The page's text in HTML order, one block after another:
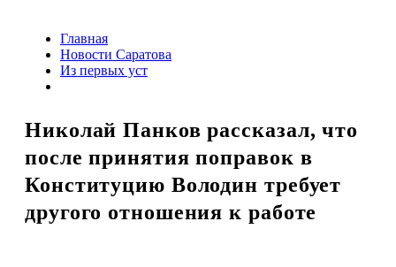
Главная
Новости Саратова
Из пеpвых уст
Николай Панков рассказал, что
после принятия поправок в
Конституцию Володин требует
другого отношения к работе